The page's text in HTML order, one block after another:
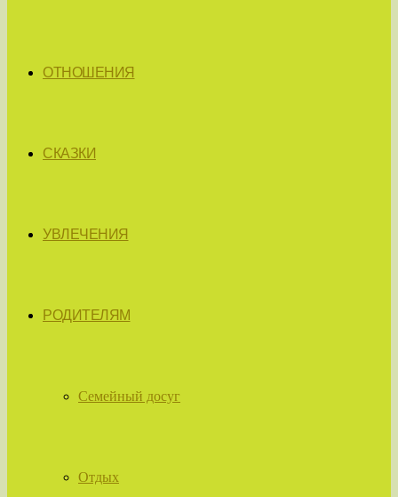
ОТНОШЕНИЯ
СКАЗКИ
УВЛЕЧЕНИЯ
РОДИТЕЛЯМ
Семейный досуг
Отдых